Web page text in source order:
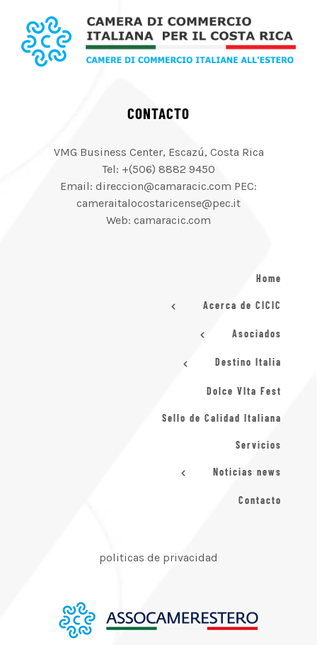
CONTACTO
VMG Business Center, Escazú, Costa Rica
Tel: +(506) 8882 9450
Email: direccion@camaracic.com PEC:
cameraitalocostaricense@pec.it
Web: camaracic.com
Home
Acerca de CICIC
Asociados
Destino Italia
Dolce VIta Fest
Sello de Calidad Italiana
Servicios
Noticias news
Contacto
politicas de privacidad